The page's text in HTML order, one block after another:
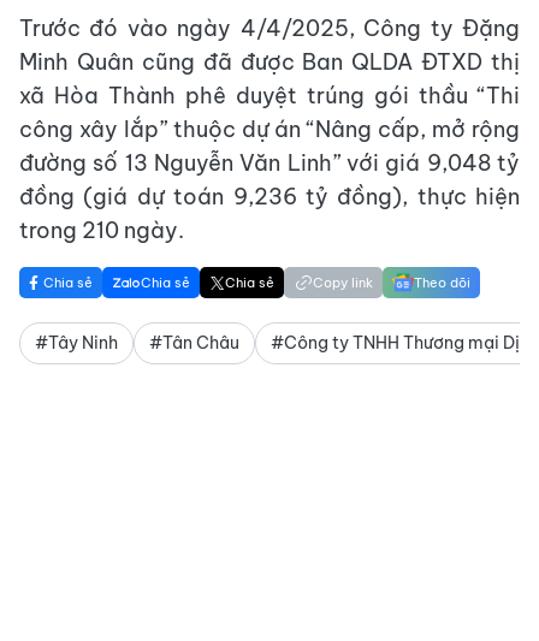
Trước đó vào ngày 4/4/2025, Công ty Đặng
Minh Quân cũng đã được Ban QLDA ĐTXD thị
xã Hòa Thành phê duyệt trúng gói thầu “Thi
công xây lắp” thuộc dự án “Nâng cấp, mở rộng
đường số 13 Nguyễn Văn Linh” với giá 9,048 tỷ
đồng (giá dự toán 9,236 tỷ đồng), thực hiện
trong 210 ngày.
Chia sẻ Chia sẻ Chia sẻ Copy link Theo dõi
#Tây Ninh #Tân Châu #Công ty TNHH Thương mại